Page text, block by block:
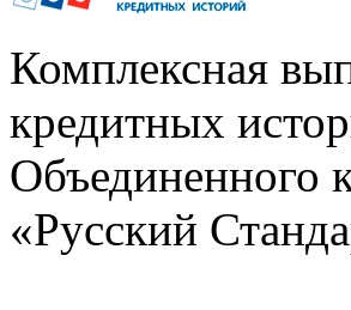
Комплексная
кредитных
Объединенного
«Русский